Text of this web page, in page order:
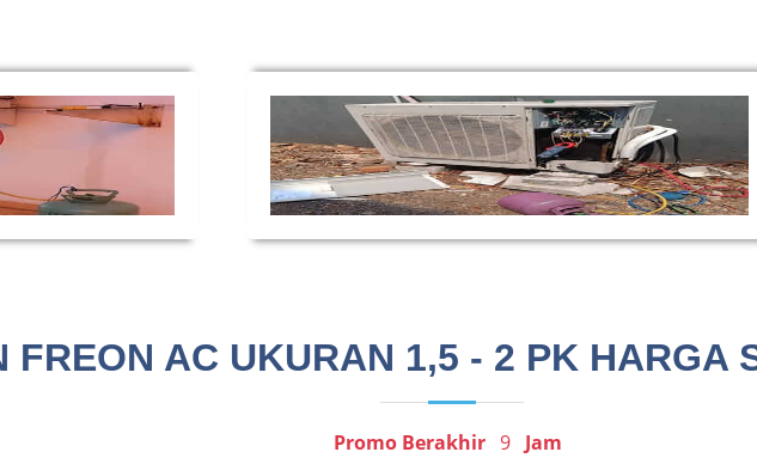
FREON AC UKURAN 1,5 - 2 PK HARGA
Promo Berakhir 9 Jam